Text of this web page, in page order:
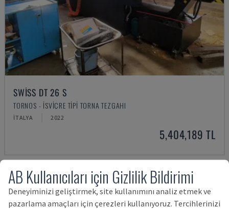
SWISS DT 26 S
TORNOS - İSVIÇRE TIPI TORNA TEZGAHI
İTALYA 2022
5,404,189 TL
AB Kullanıcıları için Gizlilik Bildirimi
Deneyiminizi geliştirmek, site kullanımını analiz etmek ve
pazarlama amaçları için çerezleri kullanıyoruz. Tercihlerinizi